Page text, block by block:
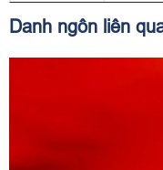
Danh ngôn liên